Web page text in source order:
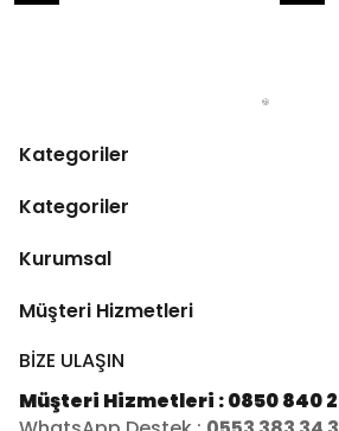
Kategoriler
Kategoriler
Kurumsal
Müşteri Hizmetleri
BİZE ULAŞIN
Müşteri Hizmetleri : 0850 840